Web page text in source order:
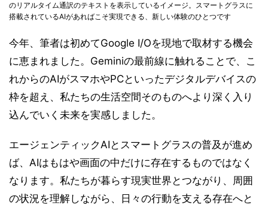
のリアルタイム通訳のテキストを表示しているイメージ。スマートグラスに
搭載されているAIがあればこそ実現できる、新しい体験のひとつです
今年、筆者は初めてGoogle I/Oを現地で取材する機会
に恵まれました。Geminiの最前線に触れることで、こ
れからのAIがスマホやPCといったデジタルデバイスの
枠を超え、私たちの生活空間そのものへより深く入り
込んでいく未来を実感しました。
エージェンティックAIとスマートグラスの普及が進め
ば、AIはもはや画面の中だけに存在するものではなく
なります。私たちが暮らす現実世界とつながり、周囲
の状況を理解しながら、日々の行動を支える存在へと